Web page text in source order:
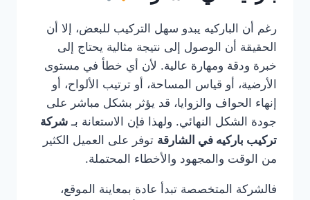
رغم أن الباركيه يبدو سهل التركيب للبعض، إلا أن
الحقيقة أن الوصول إلى نتيجة مثالية يحتاج إلى
خبرة ودقة ومهارة عالية. لأن أي خطأ في مستوى
الأرضية، أو قياس المساحة، أو ترتيب الألواح، أو
إنهاء الحواف والزوايا، قد يؤثر بشكل مباشر على
جودة الشكل النهائي. ولهذا فإن الاستعانة بـ شركة
تركيب باركيه في الشارقة توفر على العميل الكثير
من الوقت والمجهود والأخطاء المحتملة.
فالشركة المتخصصة تبدأ عادة بمعاينة الموقع،